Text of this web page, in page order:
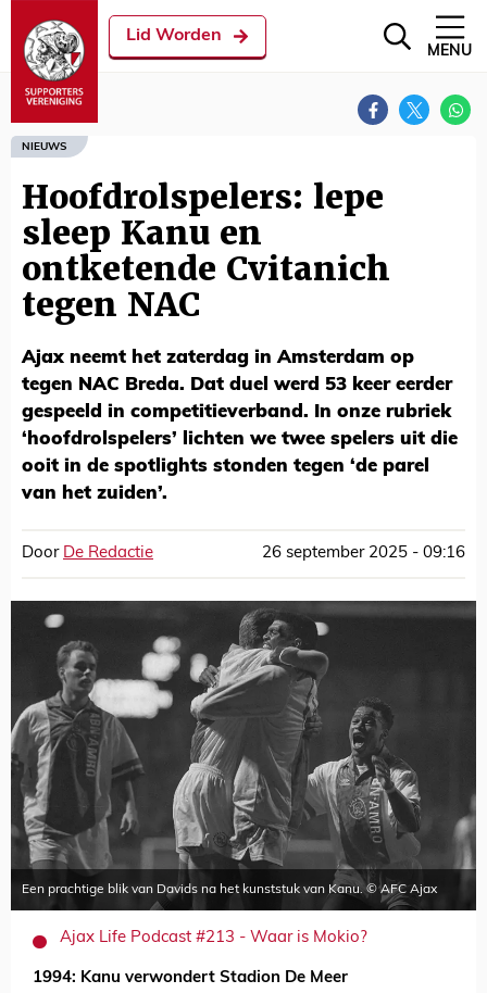
Lid Worden
MENU
NIEUWS
Hoofdrolspelers: lepe
sleep Kanu en
ontketende Cvitanich
tegen NAC
Ajax neemt het zaterdag in Amsterdam op
tegen NAC Breda. Dat duel werd 53 keer eerder
gespeeld in competitieverband. In onze rubriek
‘hoofdrolspelers’ lichten we twee spelers uit die
ooit in de spotlights stonden tegen ‘de parel
van het zuiden’.
Door De Redactie 26 september 2025 - 09:16
Een prachtige blik van Davids na het kunststuk van Kanu. © AFC Ajax
Ajax Life Podcast #213 - Waar is Mokio?
1994: Kanu verwondert Stadion De Meer